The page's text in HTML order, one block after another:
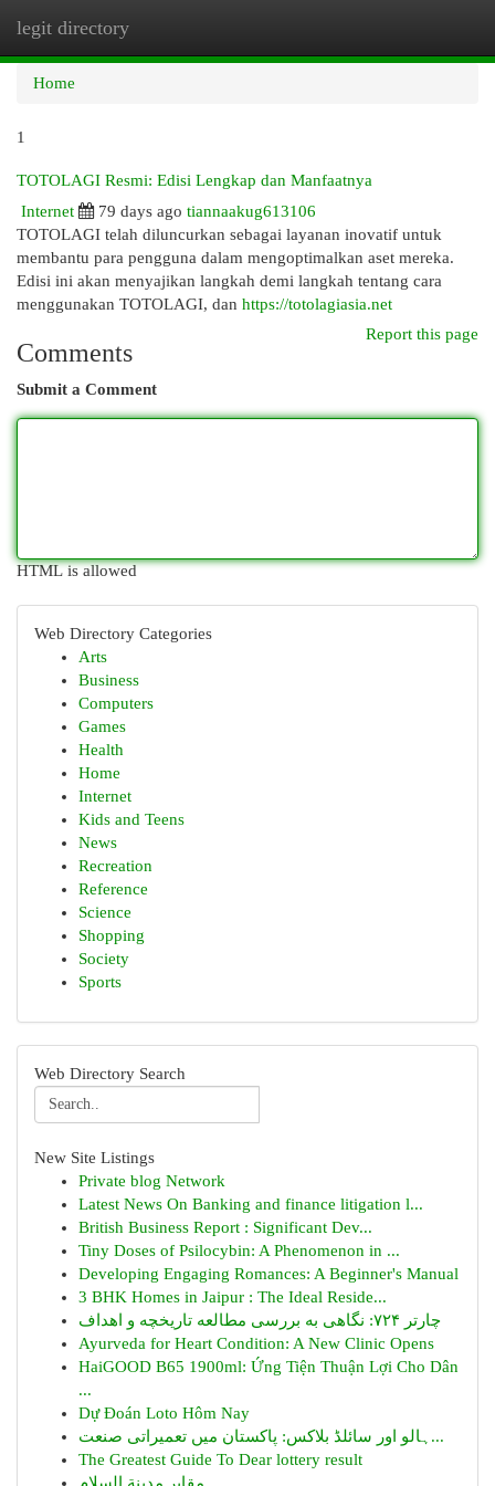
legit directory
Home
1
TOTOLAGI Resmi: Edisi Lengkap dan Manfaatnya
Internet
79 days ago tiannaakug613106
TOTOLAGI telah diluncurkan sebagai layanan inovatif untuk
membantu para pengguna dalam mengoptimalkan aset mereka.
Edisi ini akan menyajikan langkah demi langkah tentang cara
menggunakan TOTOLAGI, dan https://totolagiasia.net
Report this page
Comments
Submit a Comment
HTML is allowed
Web Directory Categories
Arts
Business
Computers
Games
Health
Home
Internet
Kids and Teens
News
Recreation
Reference
Science
Shopping
Society
Sports
Web Directory Search
New Site Listings
Private blog Network
Latest News On Banking and finance litigation l...
British Business Report : Significant Dev...
Tiny Doses of Psilocybin: A Phenomenon in ...
Developing Engaging Romances: A Beginner's Manual
3 BHK Homes in Jaipur : The Ideal Reside...
چارتر ۷۲۴: نگاهی به بررسی مطالعه تاریخچه و اهداف
Ayurveda for Heart Condition: A New Clinic Opens
HaiGOOD B65 1900ml: Ứng Tiện Thuận Lợi Cho Dân
...
Dự Đoán Loto Hôm Nay
ہالو اور سائلڈ بلاکس: پاکستان میں تعمیراتی صنعت...
The Greatest Guide To Dear lottery result